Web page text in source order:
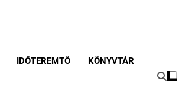
IDŐTEREMTŐ KÖNYVTÁR